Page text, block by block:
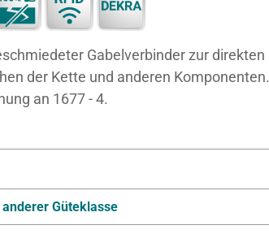
Gabelverbinder zur direkten
der Kette und anderen Komponenten.
an 1677 - 4.
Güteklasse